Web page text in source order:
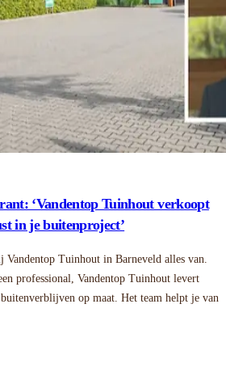
‘Vandentop Tuinhout verkoopt
in je buitenproject’
Tuinhout in Barneveld alles van.
professional, Vandentop Tuinhout levert
op maat. Het team helpt je van